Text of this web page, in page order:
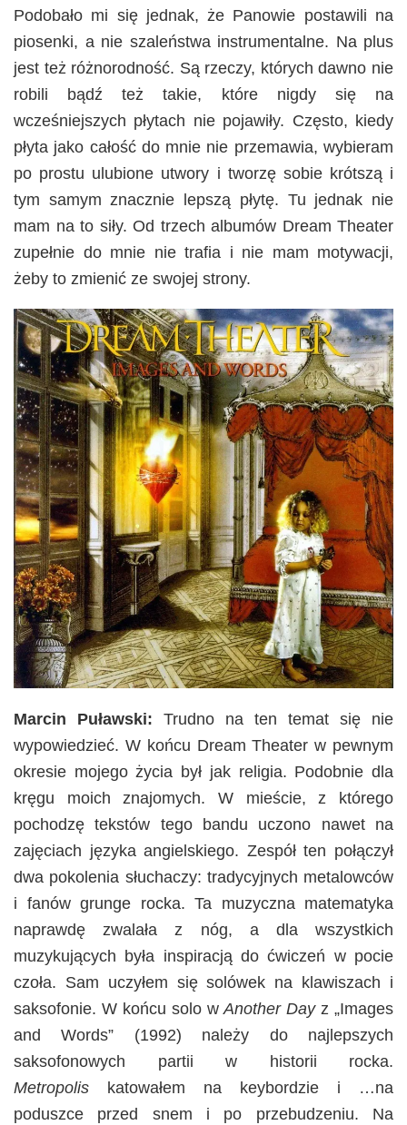
Podobało mi się jednak, że Panowie postawili na
piosenki, a nie szaleństwa instrumentalne. Na plus
jest też różnorodność. Są rzeczy, których dawno nie
robili bądź też takie, które nigdy się na
wcześniejszych płytach nie pojawiły. Często, kiedy
płyta jako całość do mnie nie przemawia, wybieram
po prostu ulubione utwory i tworzę sobie krótszą i
tym samym znacznie lepszą płytę. Tu jednak nie
mam na to siły. Od trzech albumów Dream Theater
zupełnie do mnie nie trafia i nie mam motywacji,
żeby to zmienić ze swojej strony.
Marcin Puławski: Trudno na ten temat się nie
wypowiedzieć. W końcu Dream Theater w pewnym
okresie mojego życia był jak religia. Podobnie dla
kręgu moich znajomych. W mieście, z którego
pochodzę tekstów tego bandu uczono nawet na
zajęciach języka angielskiego. Zespół ten połączył
dwa pokolenia słuchaczy: tradycyjnych metalowców
i fanów grunge rocka. Ta muzyczna matematyka
naprawdę zwalała z nóg, a dla wszystkich
muzykujących była inspiracją do ćwiczeń w pocie
czoła. Sam uczyłem się solówek na klawiszach i
saksofonie. W końcu solo wAnother Dayz „Images
and Words” (1992) należy do najlepszych
saksofonowych partii w historii rocka.
Metropolis katowałem na keybordzie i …na
poduszce przed snem i po przebudzeniu. Na